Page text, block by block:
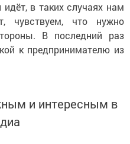
в таких случаях нам
чувствуем, что нужно
В последний раз
к предпринимателю из
и интересным в